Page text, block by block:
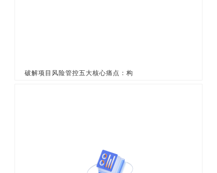
破解项目风险管控五大核心痛点：构